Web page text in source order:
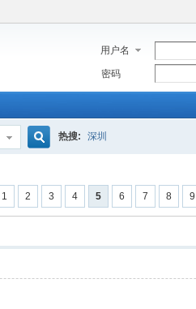
用户名
密码
热搜: 深圳
1 2 3 4 5 6 7 8 9